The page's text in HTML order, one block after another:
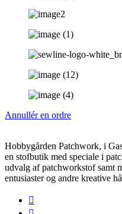
Annullér en ordre
Hobbygården Patchwork, i
en stofbutik med speciale i
udvalg af patchworkstof samt
entusiaster og andre kreative